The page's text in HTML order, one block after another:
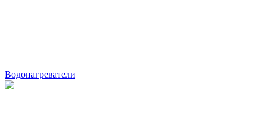
Водонагреватели